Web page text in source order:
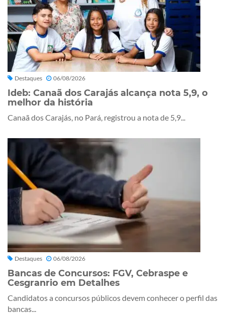
Destaques 06/08/2026
Ideb: Canaã dos Carajás alcança nota 5,9, o
melhor da história
Canaã dos Carajás, no Pará, registrou a nota de 5,9...
Destaques 06/08/2026
Bancas de Concursos: FGV, Cebraspe e
Cesgranrio em Detalhes
Candidatos a concursos públicos devem conhecer o perfil das
bancas...